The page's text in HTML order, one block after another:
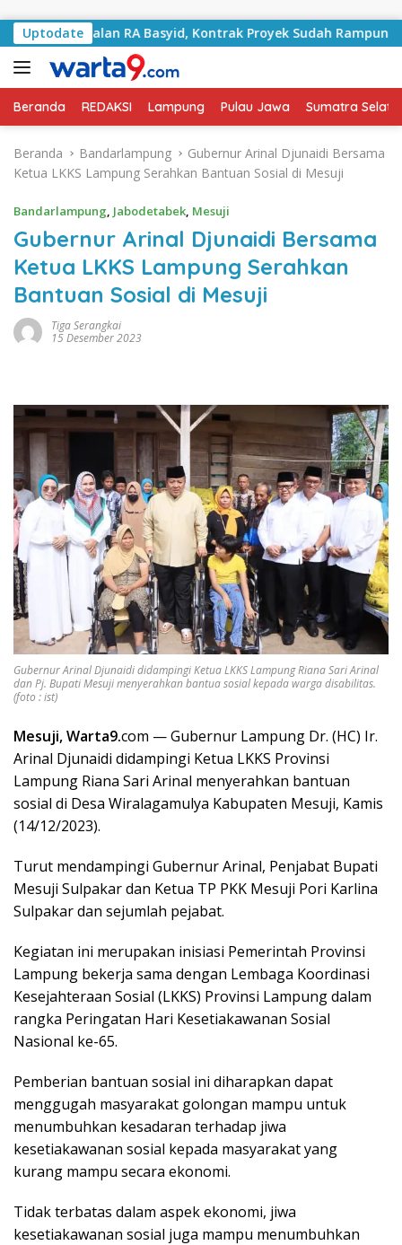
Uptodate
Jalan RA Basyid, Kontrak Proyek Sudah Rampung
Beranda REDAKSI Lampung Pulau Jawa Sumatra
Beranda Bandarlampung
Gubernur Arinal Djunaidi Bersama
Ketua LKKS Lampung Serahkan Bantuan Sosial di Mesuji
Bandarlampung, Jabodetabek, Mesuji
Gubernur Arinal Djunaidi Bersama
Ketua LKKS Lampung Serahkan
Bantuan Sosial di Mesuji
Tiga Serangkai
15 Desember 2023
Gubernur Arinal Djunaidi didampingi Ketua LKKS Lampung Riana Sari Arinal
dan Pj. Bupati Mesuji menyerahkan bantua sosial kepada warga disabilitas.
(foto : ist)
Mesuji, Warta9.com — Gubernur Lampung Dr. (HC) Ir.
Arinal Djunaidi didampingi Ketua LKKS Provinsi
Lampung Riana Sari Arinal menyerahkan bantuan
sosial di Desa Wiralagamulya Kabupaten Mesuji, Kamis
(14/12/2023).
Turut mendampingi Gubernur Arinal, Penjabat Bupati
Mesuji Sulpakar dan Ketua TP PKK Mesuji Pori Karlina
Sulpakar dan sejumlah pejabat.
Kegiatan ini merupakan inisiasi Pemerintah Provinsi
Lampung bekerja sama dengan Lembaga Koordinasi
Kesejahteraan Sosial (LKKS) Provinsi Lampung dalam
rangka Peringatan Hari Kesetiakawanan Sosial
Nasional ke-65.
Pemberian bantuan sosial ini diharapkan dapat
menggugah masyarakat golongan mampu untuk
menumbuhkan kesadaran terhadap jiwa
kesetiakawanan sosial kepada masyarakat yang
kurang mampu secara ekonomi.
Tidak terbatas dalam aspek ekonomi, jiwa
kesetiakawanan sosial juga mampu menumbuhkan